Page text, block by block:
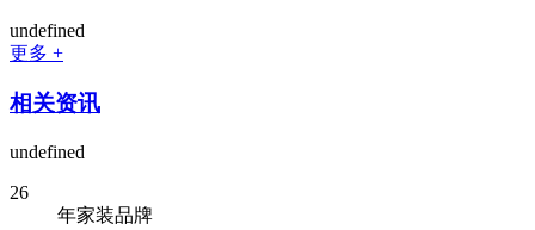
undefined
更多 +
相关资讯
undefined
26
年家装品牌